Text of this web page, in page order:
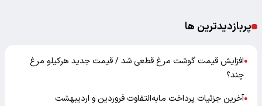
پربازدیدترین ها
●افزایش قیمت گوشت مرغ قطعی شد / قیمت جدید هرکیلو مرغ
چند؟
●آخرین جزئیات پرداخت مابه‌التفاوت فروردین و اردیبهشت